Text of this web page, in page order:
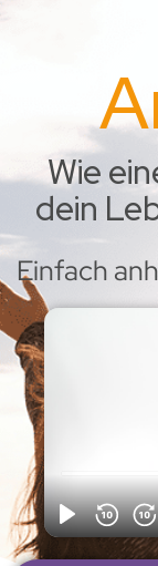
Wie
dein
Einfach